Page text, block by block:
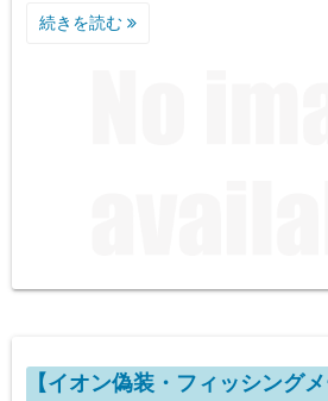
続きを読む
【イオン偽装・フィッシング